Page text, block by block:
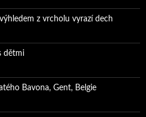
z vrcholu vyrazí dech
dětmi
Bavona, Gent, Belgie